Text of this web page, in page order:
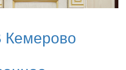
Кемерово